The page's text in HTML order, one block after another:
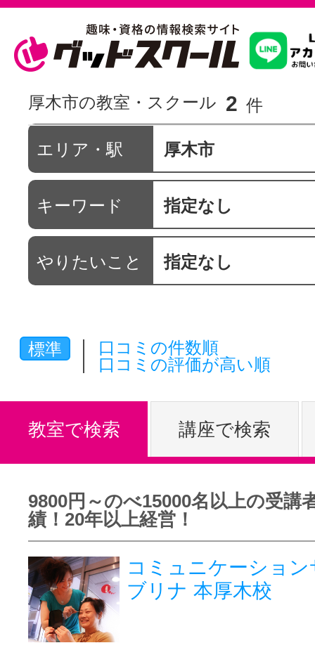
習いたいこ
スクールを
駅・路線か
通信講座を
体験レッス
やりたいこ
特集をみる
グッドスク
掲載のお問
厚木市の教室・スクール 2 件
エリア・駅 厚木市
キーワード 指定なし
やりたいこと 指定なし
標準
口コミの件数順
口コミの評価が高い順
教室で検索 講座で検索
9800円～のべ15000名以上の受講
績！20年以上経営！
コミュニケーショ
ブリナ 本厚木校